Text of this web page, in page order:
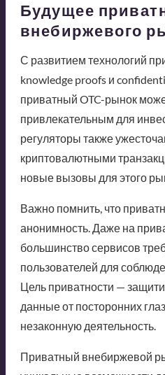
Будущее
внебиржевого
С развитием технологий
knowledge proofs и
приватный OTC-рынок
привлекательным для
регуляторы также
криптовалютными
новые вызовы для этого
Важно помнить, что
анонимность. Даже на
большинство сервисов
пользователей для
Цель приватности —
данные от посторонних
незаконную деятельность.
Приватный внебиржевой